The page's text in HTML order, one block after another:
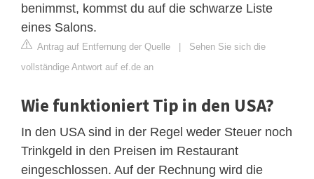
benimmst, kommst du auf die schwarze Liste
eines Salons.
Antrag auf Entfernung der Quelle
Sehen Sie sich die
vollständige Antwort auf ef.de an
Wie funktioniert Tip in den USA?
In den USA sind in der Regel weder Steuer noch
Trinkgeld in den Preisen im Restaurant
eingeschlossen. Auf der Rechnung wird die